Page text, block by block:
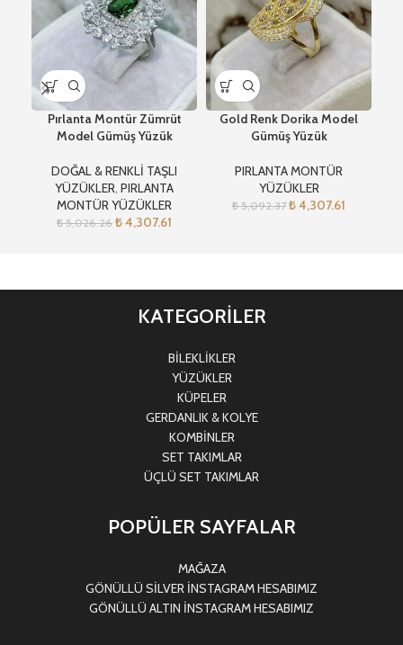
Pırlanta Montür Zümrüt
Model Gümüş Yüzük
DOĞAL & RENKLİ TAŞLI
YÜZÜKLER, PIRLANTA
MONTÜR YÜZÜKLER
₺5,026.26 ₺4,307.61
Gold Renk Dorika Model
Gümüş Yüzük
PIRLANTA MONTÜR
YÜZÜKLER
₺5,092.37 ₺4,307.61
KATEGORİLER
BİLEKLİKLER
YÜZÜKLER
KÜPELER
GERDANLIK & KOLYE
KOMBİNLER
SET TAKIMLAR
ÜÇLÜ SET TAKIMLAR
POPÜLER SAYFALAR
MAĞAZA
GÖNÜLLÜ SİLVER İNSTAGRAM HESABIMIZ
GÖNÜLLÜ ALTIN İNSTAGRAM HESABIMIZ